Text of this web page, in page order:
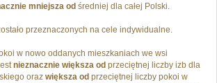
mniejsza od średniej dla całej Polski.
przeznaczonych na cele indywidualne.
w nowo oddanych mieszkaniach we wsi
nieznacznie większa od przeciętnej liczby izb dla
oraz większa od przeciętnej liczby pokoi w